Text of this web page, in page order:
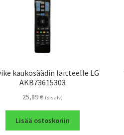
kaukosäädin laitteelle LG
AKB73615303
25,89€ (sis alv)
Lisää ostoskoriin